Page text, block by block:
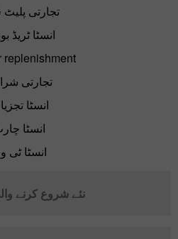
تجارتی پلیٹ
انسٹا ٹریڈ
replenishment
تجارتی
انسٹا
انسٹا
انسٹا ٹی
نئے شروع کرنے